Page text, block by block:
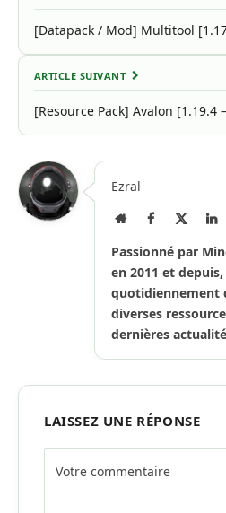
[Datapack / Mod] Multitool
ARTICLE SUIVANT
[Resource Pack] Avalon [1.19.4
Ezral
Site
Facebook
X
Passionné par
en 2011 et
quotidiennement
diverses
dernières
LAISSEZ UNE RÉPONSE